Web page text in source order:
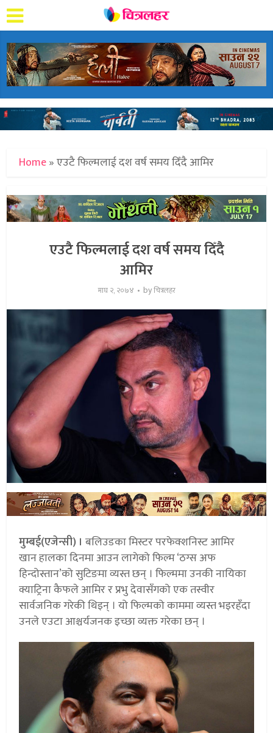
Home»एउटै फिल्मलाई दश वर्ष समय दिँदै आमिर
एउटै फिल्मलाई दश वर्ष समय दिँदै
आमिर
माघ २, २०७४ byचित्रलहर
मुम्बई(एजेन्सी) । बलिउडका मिस्टर परफेक्शनिस्ट आमिर
खान हालका दिनमा आउन लागेको फिल्म ‘ठग्स अफ
हिन्दोस्तान’को सुटिङमा व्यस्त छन् । फिल्ममा उनकी नायिका
क्याट्रिना कैफले आमिर र प्रभु देवासँगको एक तस्वीर
सार्वजनिक गरेकी थिइन् । यो फिल्मको काममा व्यस्त भइरहँदा
उनले एउटा आश्चर्यजनक इच्छा व्यक्त गरेका छन् ।